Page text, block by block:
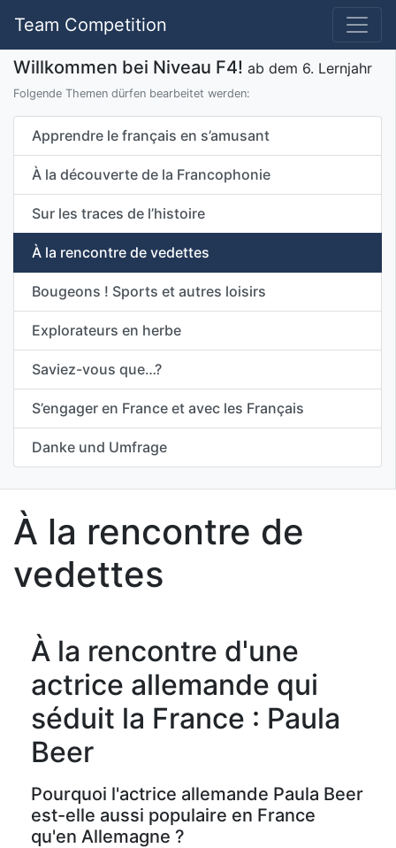
Team Competition
Willkommen bei Niveau F4! ab dem 6. Lernjahr
Folgende Themen dürfen bearbeitet werden:
Apprendre le français en s’amusant
À la découverte de la Francophonie
Sur les traces de l’histoire
À la rencontre de vedettes
Bougeons ! Sports et autres loisirs
Explorateurs en herbe
Saviez-vous que…?
S’engager en France et avec les Français
Danke und Umfrage
À la rencontre de
vedettes
À la rencontre d'une
actrice allemande qui
séduit la France : Paula
Beer
Pourquoi l'actrice allemande Paula Beer
est-elle aussi populaire en France
qu'en Allemagne ?